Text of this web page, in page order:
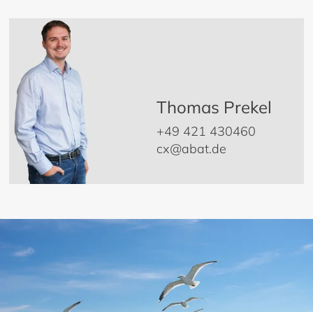
Thomas Prekel
+49 421 430460
cx@abat.de